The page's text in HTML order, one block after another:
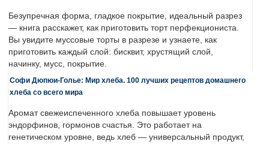
Безупречная форма, гладкое покрытие, идеальный разрез
— книга расскажет, как приготовить торт перфекциониста.
Вы увидите муссовые торты в разрезе и узнаете, как
приготовить каждый слой: бисквит, хрустящий слой,
начинку, мусс, покрытие.
Софи Дюпюи-Голье: Мир хлеба. 100 лучших рецептов домашнего
хлеба со всего мира
Аромат свежеиспеченного хлеба повышает уровень
эндорфинов, гормонов счастья. Это работает на
генетическом уровне, ведь хлеб — универсальный продукт,